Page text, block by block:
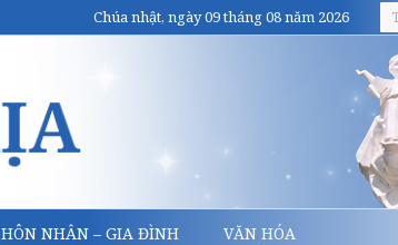
Chúa nhật, ngày 09 tháng 08 năm 2026
HÔN NHÂN – GIA ĐÌNH VĂN HÓA